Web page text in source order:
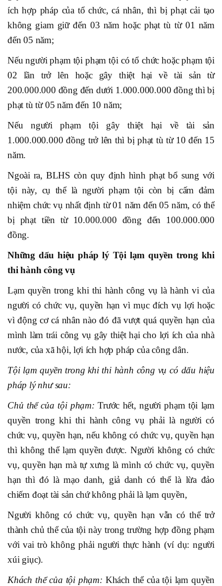
ích hợp pháp của tổ chức, cá nhân, thì bị phạt cải tạo
không giam giữ đến 03 năm hoặc phạt tù từ 01 năm
đến 05 năm;
Nếu người phạm tội phạm tội có tổ chức hoặc phạm tội
02 lần trở lên hoặc gây thiệt hại về tài sản từ
200.000.000 đồng đến dưới 1.000.000.000 đồng thì bị
phạt tù từ 05 năm đến 10 năm;
Nếu người phạm tội gây thiệt hại về tài sản
1.000.000.000 đồng trở lên thì bị phạt tù từ 10 đến 15
năm.
Ngoài ra, BLHS còn quy định hình phạt bổ sung với
tội này, cụ thể là người phạm tội còn bị cấm đảm
nhiệm chức vụ nhất định từ 01 năm đến 05 năm, có thể
bị phạt tiền từ 10.000.000 đồng đến 100.000.000
đồng.
Những dấu hiệu pháp lý Tội lạm quyền trong khi
thi hành công vụ
Lạm quyền trong khi thi hành công vụ là hành vi của
người có chức vụ, quyền hạn vì mục đích vụ lợi hoặc
vì động cơ cá nhân nào đó đã vượt quá quyền hạn của
mình làm trái công vụ gây thiệt hại cho lợi ích của nhà
nước, của xã hội, lợi ích hợp pháp của công dân.
Tội lạm quyền trong khi thi hành công vụ có dấu hiệu
pháp lý như sau:
Chủ thể của tội phạm:Trước hết, người phạm tội lạm
quyền trong khi thi hành công vụ phải là người có
chức vụ, quyền hạn, nếu không có chức vụ, quyền hạn
thì không thể lạm quyền được. Người không có chức
vụ, quyền hạn mà tự xưng là mình có chức vụ, quyền
hạn thì đó là mạo danh, giả danh có thể là lừa đảo
chiếm đoạt tài sản chứ không phải là lạm quyền,
Người không có chức vụ, quyền hạn vẫn có thể trở
thành chủ thể của tội này trong trường hợp đồng phạm
với vai trò không phải người thực hành (ví dụ: người
xúi giục).
Khách thể của tội phạm: Khách thể của tội lạm quyền